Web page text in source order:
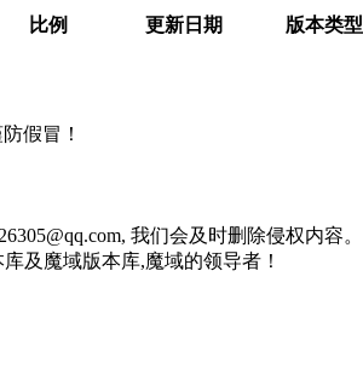
比例 更新日期 版本类型
假冒！
我们会及时删除侵权内容。
及魔域版本库,魔域的领导者！